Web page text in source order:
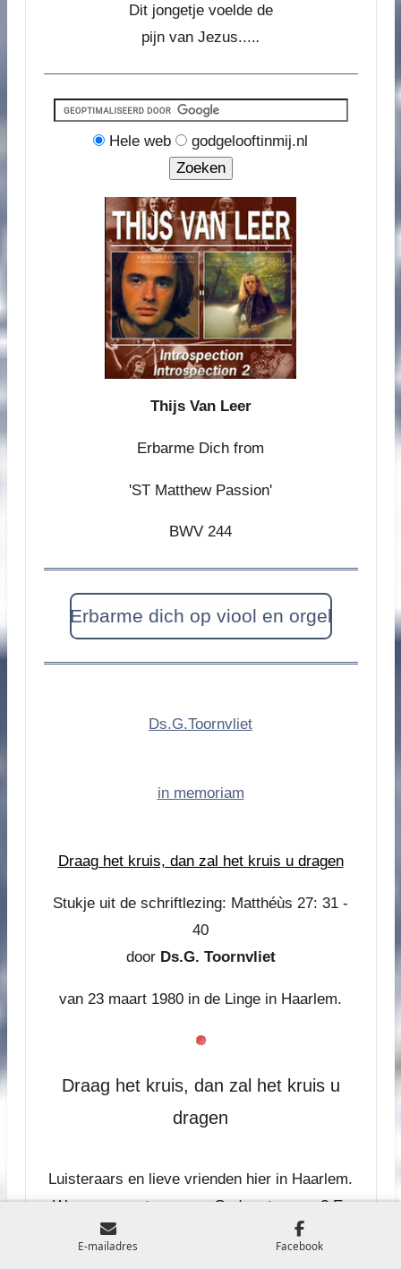
Dit jongetje voelde de
pijn van Jezus.....
Hele web godgelooftinmij.nl
Thijs Van Leer
Erbarme Dich from
'ST Matthew Passion'
BWV 244
Erbarme dich op viool en orgel
Ds.G.Toornvliet
in memoriam
Draag het kruis, dan zal het kruis u dragen
Stukje uit de schriftlezing: Matthéùs 27: 31 -
40
doorDs.G. Toornvliet
van 23 maart 1980 in de Linge in Haarlem.
Draag het kruis, dan zal het kruis u
dragen
Luisteraars en lieve vrienden hier in Haarlem.
Wanneer moeten we op God vertrouwen? Er
staat: te allen tijde. Dat wil zeggen:
E-mailadres Facebook